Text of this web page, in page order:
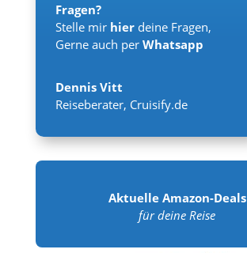
Fragen?
Stelle mir hier deine Fragen,
Gerne auch per Whatsapp
Dennis Vitt
Reiseberater, Cruisify.de
Aktuelle Amazon-Deals
für deine Reise